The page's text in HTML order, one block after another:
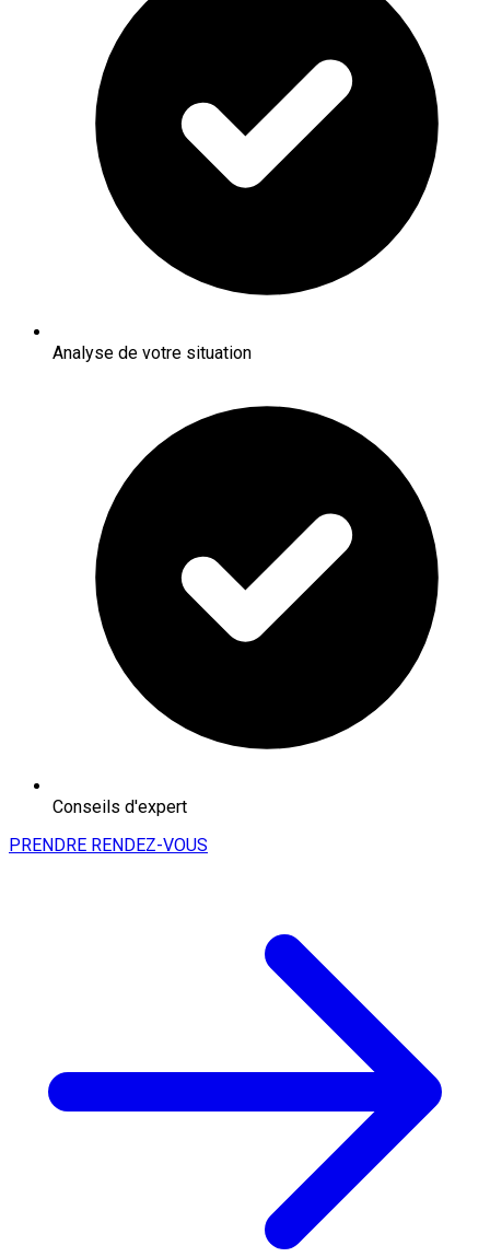
Analyse de votre situation
Conseils d'expert
PRENDRE RENDEZ-VOUS